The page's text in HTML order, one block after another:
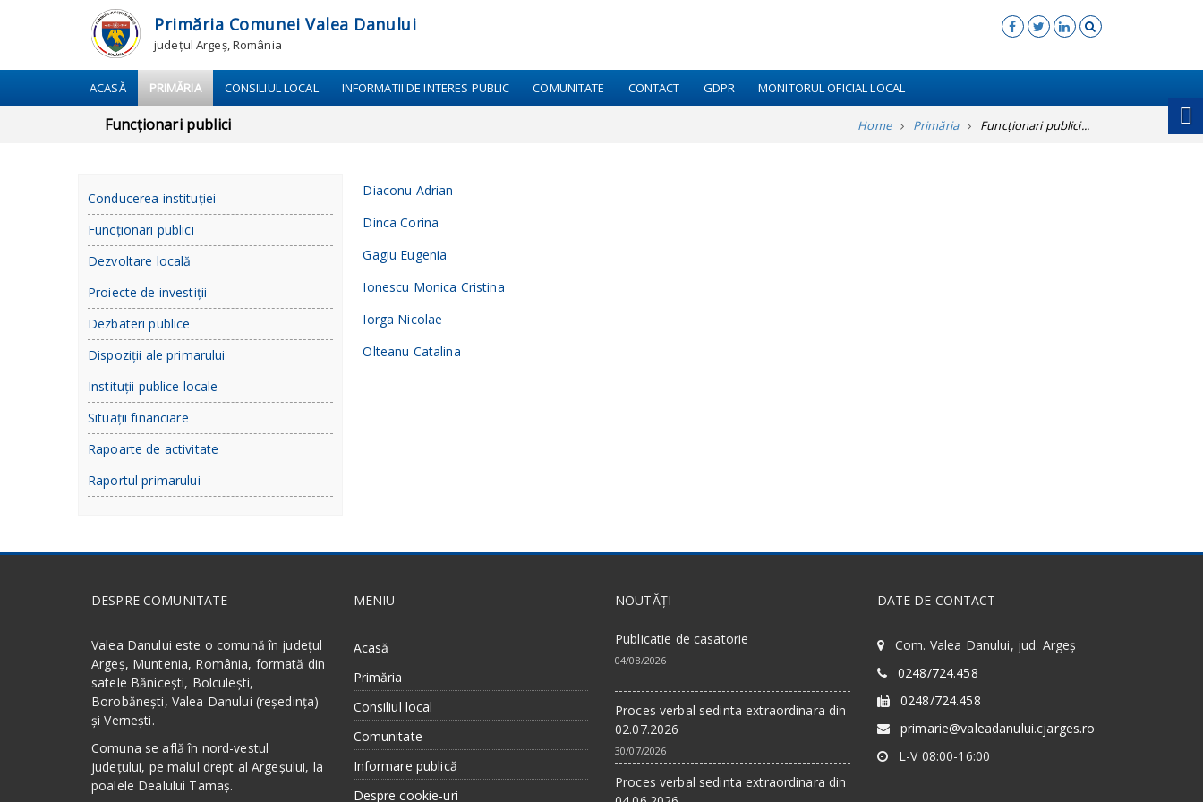
Primăria Comunei Valea Danului
județul Argeș, România
ACASĂ PRIMĂRIA CONSILIUL LOCAL INFORMATII DE INTERES PUBLIC COMUNITATE CONTACT GDPR MONITORUL OFICIAL LOCAL
Funcționari publici Home Primăria Funcționari publici...
Diaconu Adrian
Dinca Corina
Gagiu Eugenia
Ionescu Monica Cristina
Iorga Nicolae
Olteanu Catalina
Conducerea instituției
Funcționari publici
Dezvoltare locală
Proiecte de investiții
Dezbateri publice
Dispoziții ale primarului
Instituții publice locale
Situații financiare
Rapoarte de activitate
Raportul primarului
DESPRE COMUNITATE
Valea Danului este o comună în județul
Argeș, Muntenia, România, formată din
satele Bănicești, Bolculești,
Borobănești, Valea Danului (reședința)
și Vernești.
Comuna se află în nord-vestul
județului, pe malul drept al Argeșului, la
poalele Dealului Tamaș.
MENIU
Acasă
Primăria
Consiliul local
Comunitate
Informare publică
Despre cookie-uri
NOUTĂȚI
Publicatie de casatorie
04/08/2026
Proces verbal sedinta extraordinara din
02.07.2026
30/07/2026
Proces verbal sedinta extraordinara din
DATE DE CONTACT
Com. Valea Danului, jud. Argeș
0248/724.458
0248/724.458
primarie@valeadanului.cjarges.ro
L-V 08:00-16:00